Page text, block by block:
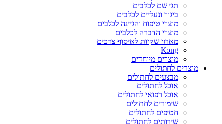
תגי שם לכלבים
ביגוד ונעליים לכלבים
מוצרי טיפוח והגיינה לכלבים
מוצרי הדברה לכלבים
מארזי שקיות לאיסוף צרכים
Kong
מוצרים מיוחדים
מוצרים לחתולים
מבצעים לחתולים
אוכל לחתולים
אוכל רפואי לחתולים
שימורים לחתולים
חטיפים לחתולים
שירותים לחתולים